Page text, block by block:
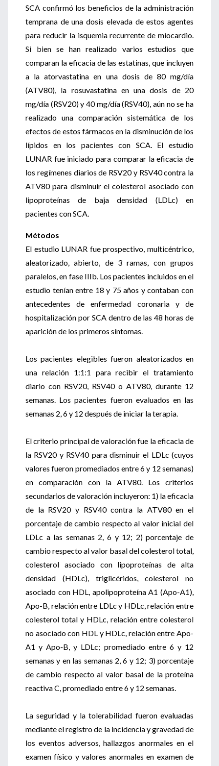
SCA confirmó los beneficios de la administración
temprana de una dosis elevada de estos agentes
para reducir la isquemia recurrente de miocardio.
Si bien se han realizado varios estudios que
comparan la eficacia de las estatinas, que incluyen
a la atorvastatina en una dosis de 80 mg/día
(ATV80), la rosuvastatina en una dosis de 20
mg/día (RSV20) y 40 mg/día (RSV40), aún no se ha
realizado una comparación sistemática de los
efectos de estos fármacos en la disminución de los
lípidos en los pacientes con SCA. El estudio
LUNAR fue iniciado para comparar la eficacia de
los regímenes diarios de RSV20 y RSV40 contra la
ATV80 para disminuir el colesterol asociado con
lipoproteínas de baja densidad (LDLc) en
pacientes con SCA.
Métodos
El estudio LUNAR fue prospectivo, multicéntrico,
aleatorizado, abierto, de 3 ramas, con grupos
paralelos, en fase IIIb. Los pacientes incluidos en el
estudio tenían entre 18 y 75 años y contaban con
antecedentes de enfermedad coronaria y de
hospitalización por SCA dentro de las 48 horas de
aparición de los primeros síntomas.
Los pacientes elegibles fueron aleatorizados en
una relación 1:1:1 para recibir el tratamiento
diario con RSV20, RSV40 o ATV80, durante 12
semanas. Los pacientes fueron evaluados en las
semanas 2, 6 y 12 después de iniciar la terapia.
El criterio principal de valoración fue la eficacia de
la RSV20 y RSV40 para disminuir el LDLc (cuyos
valores fueron promediados entre 6 y 12 semanas)
en comparación con la ATV80. Los criterios
secundarios de valoración incluyeron: 1) la eficacia
de la RSV20 y RSV40 contra la ATV80 en el
porcentaje de cambio respecto al valor inicial del
LDLc a las semanas 2, 6 y 12; 2) porcentaje de
cambio respecto al valor basal del colesterol total,
colesterol asociado con lipoproteínas de alta
densidad (HDLc), triglicéridos, colesterol no
asociado con HDL, apolipoproteína A1 (Apo-A1),
Apo-B, relación entre LDLc y HDLc, relación entre
colesterol total y HDLc, relación entre colesterol
no asociado con HDL y HDLc, relación entre Apo-
A1 y Apo-B, y LDLc; promediado entre 6 y 12
semanas y en las semanas 2, 6 y 12; 3) porcentaje
de cambio respecto al valor basal de la proteína
reactiva C, promediado entre 6 y 12 semanas.
La seguridad y la tolerabilidad fueron evaluadas
mediante el registro de la incidencia y gravedad de
los eventos adversos, hallazgos anormales en el
examen físico y valores anormales en examen de